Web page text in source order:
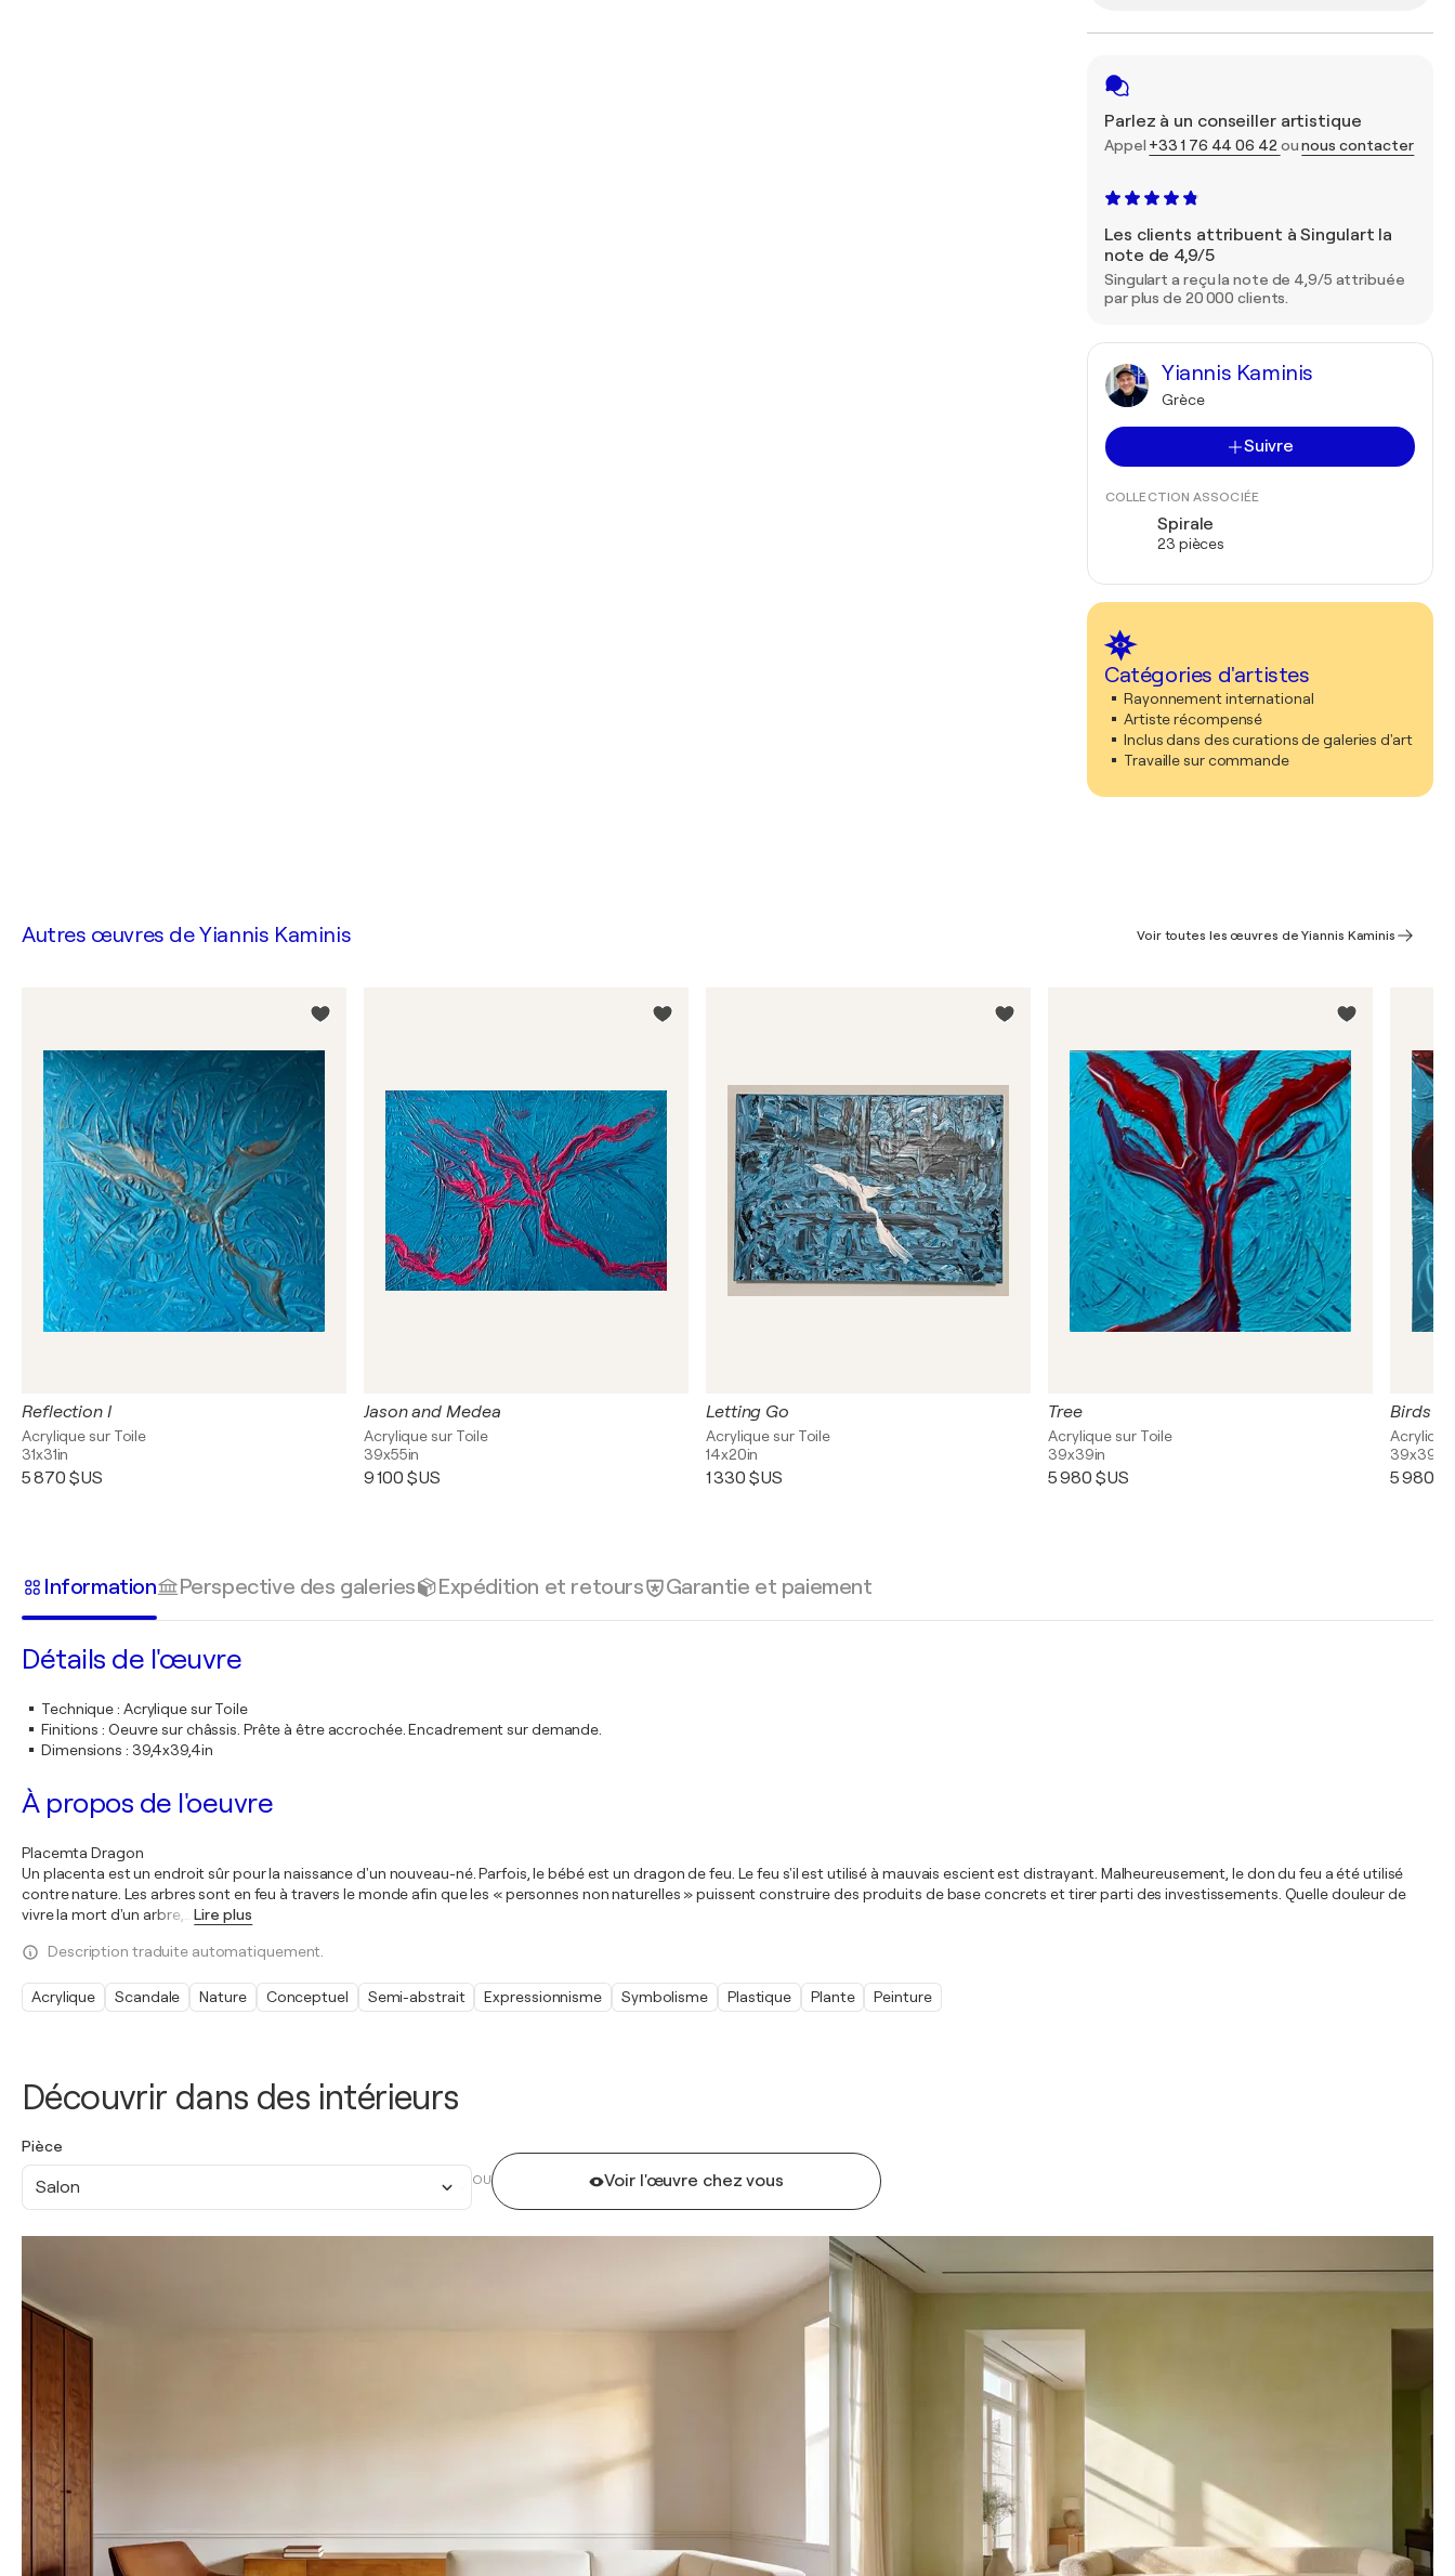
Parlez à un conseiller artistique
Appel +33 1 76 44 06 42 ounous contacter
Les clients attribuent à Singulart la
note de 4,9/5
Singulart a reçu la note de 4,9/5 attribuée
par plus de 20 000 clients.
Yiannis Kaminis
Grèce
Suivre
COLLECTION ASSOCIÉE
Spirale
23 pièces
Catégories d'artistes
Rayonnement international
Artiste récompensé
Inclus dans des curations de galeries d'art
Travaille sur commande
Découvrir dans des intérieurs
Pièce
Salon OU Voir l'œuvre chez vous
Autres œuvres deYiannis Kaminis Voir toutes les œuvres de Yiannis Kaminis
Reflection I
Acrylique sur Toile
31x31in
5 870 $US
Jason and Medea
Acrylique sur Toile
39x55in
9 100 $US
Letting Go
Acrylique sur Toile
14x20in
1 330 $US
Tree
Acrylique sur Toile
39x39in
5 980 $US
Birds
39x39in
5 980
Information Perspective des galeries Expédition et retours Garantie et paiement
Détails de l'œuvre
Technique: Acrylique sur Toile
Finitions : Oeuvre sur châssis. Prête à être accrochée. Encadrement sur demande.
Dimensions : 39,4x39,4in
À propos de l'oeuvre
Placemta Dragon
Un placenta est un endroit sûr pour la naissance d'un nouveau-né. Parfois, le bébé est un dragon de feu. Le feu s'il est utilisé à mauvais escient est distrayant. Malheureusement, le don du feu a été utilisé
contre nature. Les arbres sont en feu à travers le monde afin que les « personnes non naturelles » puissent construire des produits de base concrets et tirer parti des investissements. Quelle douleur de
vivre la mort d'un arbre,
Lire plus
Description traduite automatiquement.
Acrylique Scandale Nature Conceptuel Semi-abstrait Expressionnisme Symbolisme Plastique Plante Peinture